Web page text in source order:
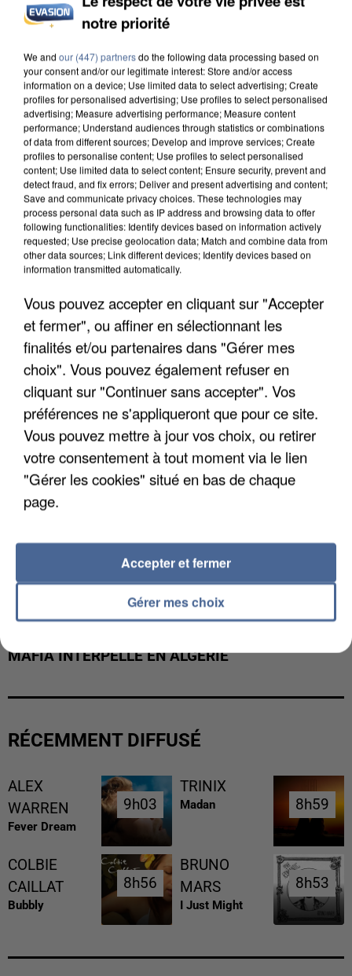
INCENDIES : L’ÎLE-DE-FRANCE LANCE UN ÉLAN
DE SOLIDARITÉ AVEC LES...
APRÈS TOUTES CES CANICULES, LES REFUGES
DE FAUNE SAUVAGE SONT...
MAFIA INTERPELLÉ EN ALGÉRIE
RÉCEMMENT DIFFUSÉ
ALEX
WARREN
Fever Dream
9h03
9h03
TRINIX
Madan 8h59
8h59
COLBIE
CAILLAT
Bubbly
8h56
8h56
BRUNO
MARS
I Just Might
8h53
8h53
notre priorité
We and our (447) partnersdo the following data processing based on
your consent and/or our legitimate interest: Store and/or access
information on a device; Use limited data to select advertising; Create
profiles for personalised advertising; Use profiles to select personalised
advertising; Measure advertising performance; Measure content
performance; Understand audiences through statistics or combinations
of data from different sources; Develop and improve services; Create
profiles to personalise content; Use profiles to select personalised
content; Use limited data to select content; Ensure security, prevent and
detect fraud, and fix errors; Deliver and present advertising and content;
Save and communicate privacy choices. These technologies may
process personal data such as IP address and browsing data to offer
following functionalities: Identify devices based on information actively
requested; Use precise geolocation data; Match and combine data from
other data sources; Link different devices; Identify devices based on
information transmitted automatically.
Vous pouvez accepter en cliquant sur "Accepter
et fermer", ou affiner en sélectionnant les
finalités et/ou partenaires dans "Gérer mes
choix". Vous pouvez également refuser en
cliquant sur "Continuer sans accepter". Vos
préférences ne s'appliqueront que pour ce site.
Vous pouvez mettre à jour vos choix, ou retirer
votre consentement à tout moment via le lien
"Gérer les cookies" situé en bas de chaque
page.
Gérer mes choix
Accepter et fermer